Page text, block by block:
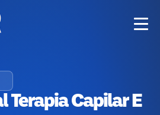
Terapia Capilar E